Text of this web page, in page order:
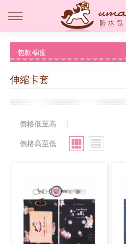
包款櫥窗
伸縮卡套
價格低至高
|
價格高至低